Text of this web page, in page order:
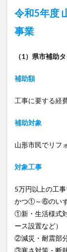
令和5年度
事業
（1）県市補助
補助額
工事に要する経
補助対象
山形市民でリフ
対象工事
5万円以上の工
かつ①～⑥のい
①新・生活様式
ース設置など）
②減災・耐震部
③寒さ対策・断